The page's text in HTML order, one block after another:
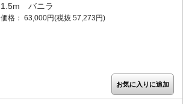
1.5m バニラ
価格： 63,000円(税抜 57,273円)